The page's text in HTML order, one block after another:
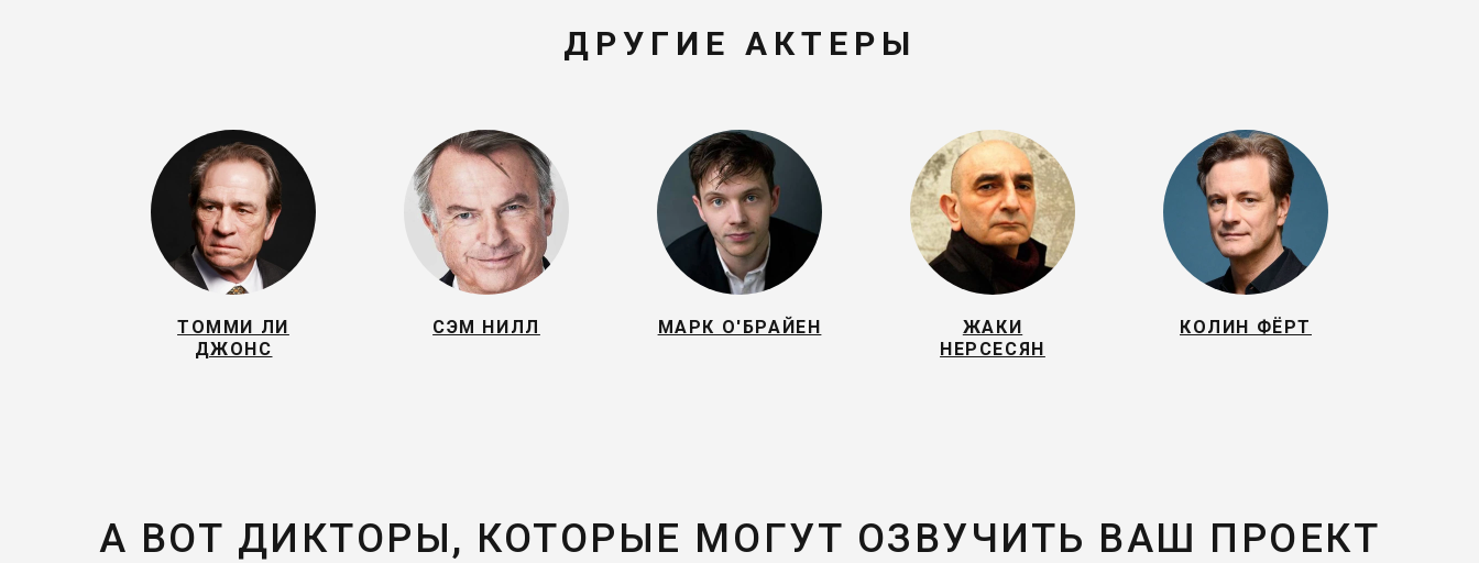
ДРУГИЕ АКТЕРЫ
ТОММИ ЛИ
ДЖОНС
СЭМ НИЛЛ МАРК О'БРАЙЕН
ЖАКИ
НЕРСЕСЯН
КОЛИН ФЁРТ
А ВОТ ДИКТОРЫ, КОТОРЫЕ МОГУТ ОЗВУЧИТЬ ВАШ ПРОЕКТ